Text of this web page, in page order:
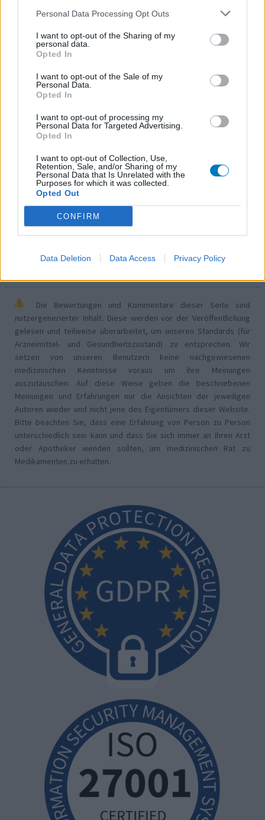
Personal Data Processing Opt Outs
I want to opt-out of the Sharing of my
personal data.
Opted In
I want to opt-out of the Sale of my
Personal Data.
Opted In
I want to opt-out of processing my
Personal Data for Targeted Advertising.
Opted In
I want to opt-out of Collection, Use,
Retention, Sale, and/or Sharing of my
Personal Data that Is Unrelated with the
Purposes for which it was collected.
Opted Out
CONFIRM
Data Deletion Data Access Privacy Policy
Antibiotika - Tetrazykline
Fluoxetin (126)
Depression - SSRI
Diabetes (Zuckerkrankheit) - orale Antidiabetika
Ritalin (113)
Amlodipin (107)
Blutdruck - Calciumkanalblocker
Azithromycin (104)
Antibiotika - Makrolide
Pantoprazol (103)
Magen - Protonenpumpenhemmer
Nitrofurantoin (100)
Antibiotika - Harnwegsinfektion
Depression - andere Mittel
Die Bewertungen und Kommentare dieser Seite sind
nutzergenerierter Inhalt. Diese werden vor der Veröffentlichung
gelesen und teilweise überarbeitet, um unseren Standards (für
Arzneimittel- und Gesundheitszustand) zu entsprechen. Wir
setzen von unseren Benutzern keine nachgewiesenen
medizinischen Kenntnisse voraus um ihre Meinungen
auszutauschen. Auf diese Weise geben die beschriebenen
Meinungen und Erfahrungen nur die Ansichten der jeweiligen
Autoren wieder und nicht jene des Eigentümers dieser Website.
Bitte beachten Sie, dass eine Erfahrung von Person zu Person
unterschiedlich sein kann und dass Sie sich immer an Ihren Arzt
oder Apotheker wenden sollten, um medizinischen Rat zu
Medikamenten zu erhalten.